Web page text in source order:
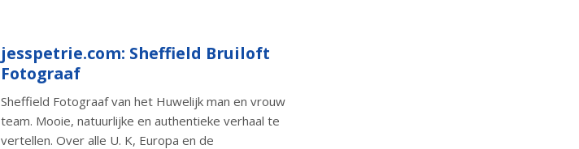
jesspetrie.com: Sheffield Bruiloft
Fotograaf
Sheffield Fotograaf van het Huwelijk man en vrouw
team. Mooie, natuurlijke en authentieke verhaal te
vertellen. Over alle U. K, Europa en de